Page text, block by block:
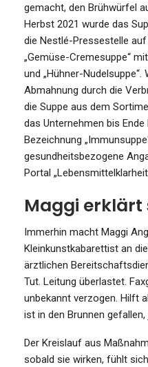
gemacht, den Brühwürfel
Herbst 2021 wurde das
die Nestlé-Pressestelle
„Gemüse-Cremesuppe“
und „Hühner-Nudelsuppe“.
Abmahnung durch die
die Suppe aus dem
das Unternehmen bis
Bezeichnung
gesundheitsbezogene
Portal
Maggi erklärt
Immerhin macht Maggi
Kleinkunstkabarettist an
ärztlichen
Tut. Leitung überlastet.
unbekannt verzogen. Hilft
ist in den Brunnen
Der Kreislauf aus
sobald sie wirken, fühlt